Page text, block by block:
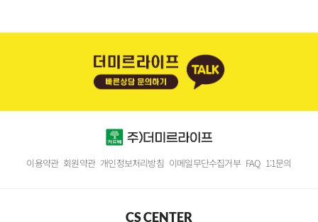
이용약관 회원약관 개인정보처리방침 이메일무단수집거부 FAQ 1:1문의
CS CENTER